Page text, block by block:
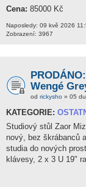
Cena: 85000 Kč
Naposledy: 09 kvě 2026
Zobrazení: 3967
Wengé
od rickysho » 05
KATEGORIE:
Studiový stůl Zaor
nový, bez škrábanců
studia do nových
klávesy, 2 x 3 U 19"